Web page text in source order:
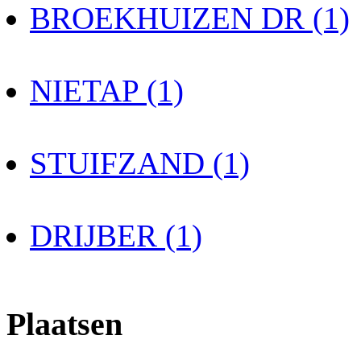
BROEKHUIZEN DR (1)
NIETAP (1)
STUIFZAND (1)
DRIJBER (1)
Plaatsen